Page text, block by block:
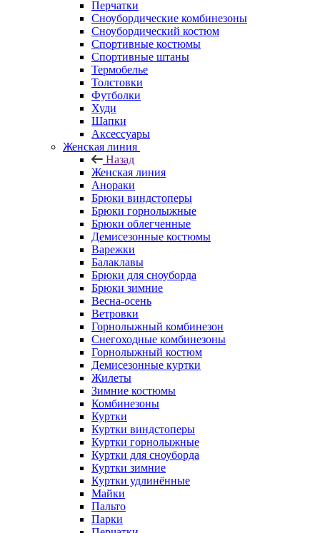
Перчатки
Сноубордические комбинезоны
Сноубордический костюм
Спортивные костюмы
Спортивные штаны
Термобелье
Толстовки
Футболки
Худи
Шапки
Аксессуары
Женская линия
Назад
Женская линия
Анораки
Брюки виндстоперы
Брюки горнолыжные
Брюки облегченные
Демисезонные костюмы
Варежки
Балаклавы
Брюки для сноуборда
Брюки зимние
Весна-осень
Ветровки
Горнолыжный комбинезон
Снегоходные комбинезоны
Горнолыжный костюм
Демисезонные куртки
Жилеты
Зимние костюмы
Комбинезоны
Куртки
Куртки виндстоперы
Куртки горнолыжные
Куртки для сноуборда
Куртки зимние
Куртки удлинённые
Майки
Пальто
Парки